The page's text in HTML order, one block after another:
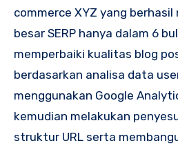
commerce XYZ yang berhasil
besar SERP hanya dalam 6
memperbaiki kualitas blog
berdasarkan analisa data
menggunakan Google
kemudian melakukan
struktur URL serta